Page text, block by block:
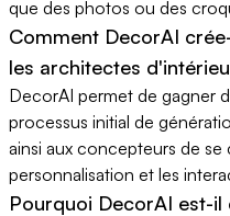
que des photos ou des
Comment DecorAI
les architectes
DecorAI permet de gagner
processus initial de
ainsi aux concepteurs de
personnalisation et les
Pourquoi DecorAI est-